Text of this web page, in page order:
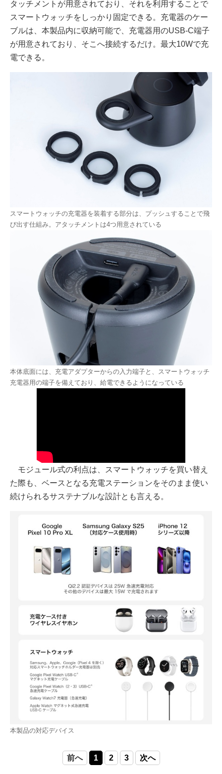
タッチメントが用意されており、それを利用することで
スマートウォッチをしっかり固定できる。充電器のケー
ブルは、本製品内に収納可能で、充電器用のUSB-C端子
が用意されており、そこへ接続するだけ。最大10Wで充
電できる。
スマートウォッチの充電器を装着する部分は、プッシュすることで飛
び出す仕組み。アタッチメントは4つ用意されている
本体底面には、充電アダプターからの入力端子と、スマートウォッチ
充電器用の端子を備えており、給電できるようになっている
モジュール式の利点は、スマートウォッチを買い替え
た際も、ベースとなる充電ステーションをそのまま使い
続けられるサステナブルな設計とも言える。
本製品の対応デバイス
前へ 1 2 3 次へ